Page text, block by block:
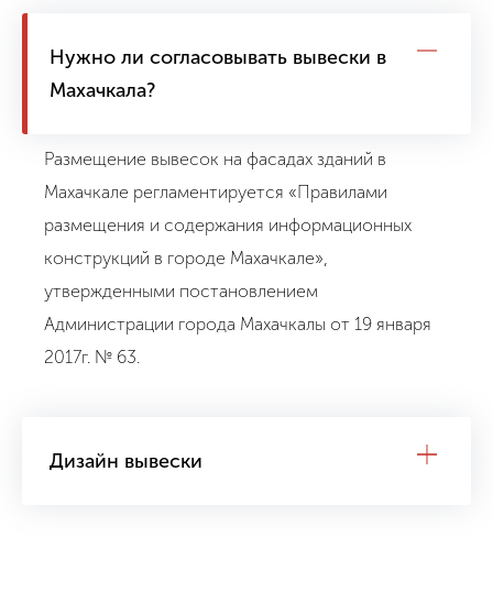
Нужно ли согласовывать вывески в
Махачкала?
Размещение вывесок на фасадах зданий в
Махачкале регламентируется «Правилами
размещения и содержания информационных
конструкций в городе Махачкале»,
утвержденными постановлением
Администрации города Махачкалы от 19 января
2017г. № 63.
Дизайн вывески